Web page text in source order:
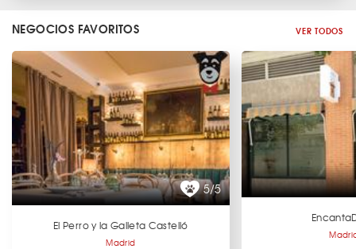
NEGOCIOS FAVORITOS VER TODOS
5/5
El Perro y la Galleta Castelló
Madrid